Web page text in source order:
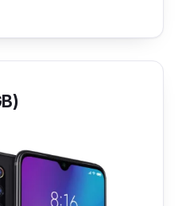
ชาร์จเต็มเพียง 1 ชั่ว
ห้ภาพกลางคืนสว่างคม
ๆ